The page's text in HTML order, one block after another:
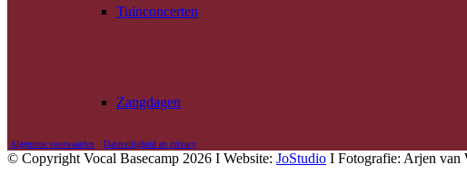
Tuinconcerten
Zangdagen
Algemene voorwaarden Dataveiligheid en privacy
© Copyright Vocal Basecamp 2026 I Website: JoStudio I Fotografie: Arjen